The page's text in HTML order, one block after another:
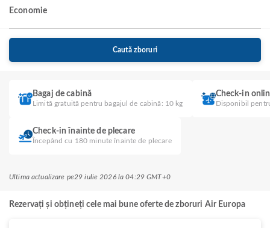
Economie
Caută zboruri
Bagaj de cabină
Limită gratuită pentru bagajul de cabină: 10 kg
Check-in
Disponibil
Check-in înainte de plecare
Începând cu 180 minute înainte de plecare
Ultima actualizare pe29 iulie 2026 la 04:29 GMT+0
Rezervați și obțineți cele mai bune oferte de zboruri Air Europa